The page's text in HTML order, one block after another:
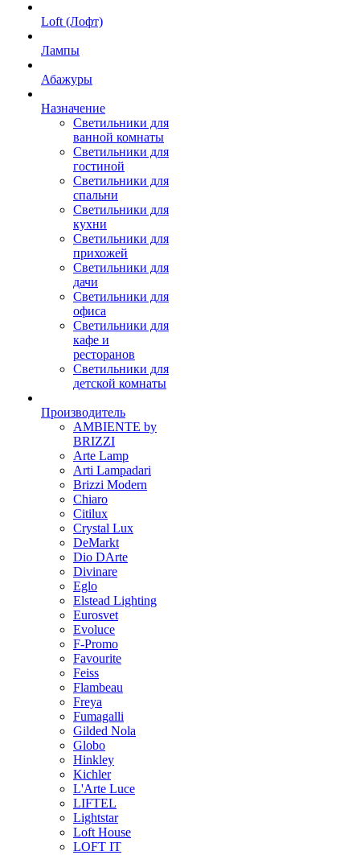
Loft (Лофт)
Лампы
Абажуры
Назначение
Светильники для
ванной комнаты
Светильники для
гостиной
Светильники для
спальни
Светильники для
кухни
Светильники для
прихожей
Светильники для
дачи
Светильники для
офиса
Светильники для
кафе и
ресторанов
Светильники для
детской комнаты
Производитель
AMBIENTE by
BRIZZI
Arte Lamp
Arti Lampadari
Brizzi Modern
Chiaro
Citilux
Crystal Lux
DeMarkt
Dio DArte
Divinare
Eglo
Elstead Lighting
Eurosvet
Evoluce
F-Promo
Favourite
Feiss
Flambeau
Freya
Fumagalli
Gilded Nola
Globo
Hinkley
Kichler
L'Arte Luce
LIFTEL
Lightstar
Loft House
LOFT IT